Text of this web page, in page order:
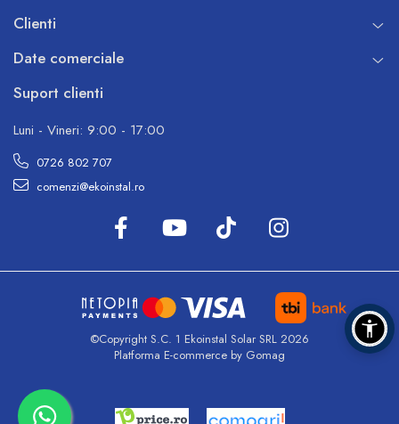
Clienti
Date comerciale
Suport clienti
Luni - Vineri: 9:00 - 17:00
0726 802 707
comenzi@ekoinstal.ro
©Copyright S.C. 1 Ekoinstal Solar SRL 2026
Platforma E-commerce by Gomag